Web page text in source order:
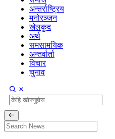
अन्तर्राष्ट्रिय
मनोरञ्जन
खेलकुद
अर्थ
समसामयिक
अन्तर्वार्ता
विचार
चुनाव